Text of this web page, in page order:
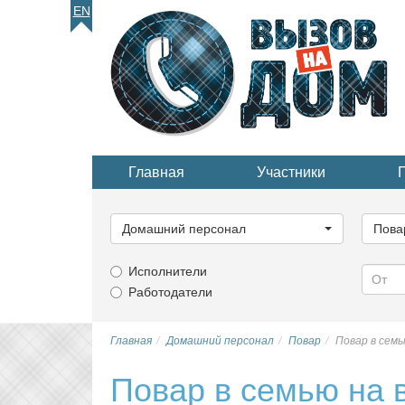
EN
Главная Участники
категорию...
Домашний персонал
Исполнители
Работодатели
Главная Домашний персонал Повар Повар в
Повар в семью на